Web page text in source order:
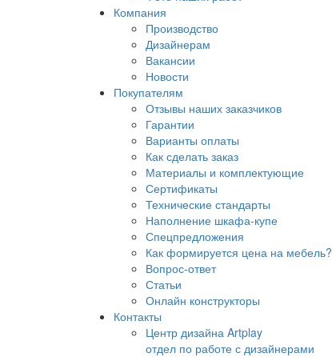
Компания
Производство
Дизайнерам
Вакансии
Новости
Покупателям
Отзывы наших заказчиков
Гарантии
Варианты оплаты
Как сделать заказ
Материалы и комплектующие
Сертификаты
Технические стандарты
Наполнение шкафа-купе
Спецпредложения
Как формируется цена на мебель?
Вопрос-ответ
Статьи
Онлайн конструкторы
Контакты
Центр дизайна Artplay
отдел по работе с дизайнерами